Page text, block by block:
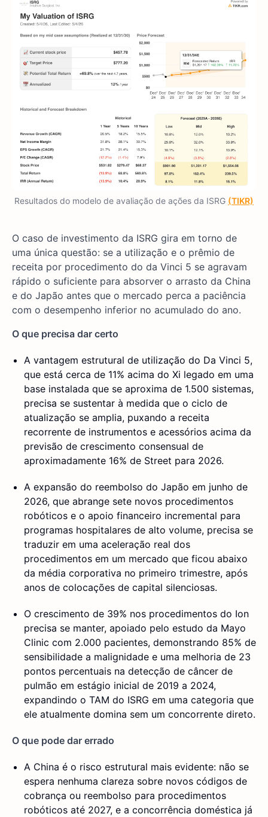
Resultados do modelo de avaliação de ações da ISRG (TIKR)
O caso de investimento da ISRG gira em torno de
uma única questão: se a utilização e o prêmio de
receita por procedimento do da Vinci 5 se agravam
rápido o suficiente para absorver o arrasto da China
e do Japão antes que o mercado perca a paciência
com o desempenho inferior no acumulado do ano.
O que precisa dar certo
A vantagem estrutural de utilização do Da Vinci 5,
que está cerca de 11% acima do Xi legado em uma
base instalada que se aproxima de 1.500 sistemas,
precisa se sustentar à medida que o ciclo de
atualização se amplia, puxando a receita
recorrente de instrumentos e acessórios acima da
previsão de crescimento consensual de
aproximadamente 16% de Street para 2026.
A expansão do reembolso do Japão em junho de
2026, que abrange sete novos procedimentos
robóticos e o apoio financeiro incremental para
programas hospitalares de alto volume, precisa se
traduzir em uma aceleração real dos
procedimentos em um mercado que ficou abaixo
da média corporativa no primeiro trimestre, após
anos de colocações de capital silenciosas.
O crescimento de 39% nos procedimentos do Ion
precisa se manter, apoiado pelo estudo da Mayo
Clinic com 2.000 pacientes, demonstrando 85% de
sensibilidade a malignidade e uma melhoria de 23
pontos percentuais na detecção de câncer de
pulmão em estágio inicial de 2019 a 2024,
expandindo o TAM do ISRG em uma categoria que
ele atualmente domina sem um concorrente direto.
O que pode dar errado
A China é o risco estrutural mais evidente: não se
espera nenhuma clareza sobre novos códigos de
cobrança ou reembolso para procedimentos
robóticos até 2027, e a concorrência doméstica já